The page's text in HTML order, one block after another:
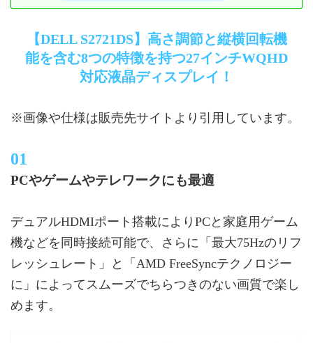
【DELL S2721DS】高さ調節と縦横回転機
能を含む8つの特徴を持つ27インチWQHD
対応液晶ディスプレイ！
※画像や仕様は販売先サイトより引用しています。
PCやゲームやテレワークにも最適
デュアルHDMIポート搭載によりPCと家庭用ゲーム
機などを同時接続可能で、さらに「最大75Hzのリフ
レッシュレート」と「AMD FreeSyncテクノロジー
に」によってスムーズでちらつきのない画質で楽し
めます。